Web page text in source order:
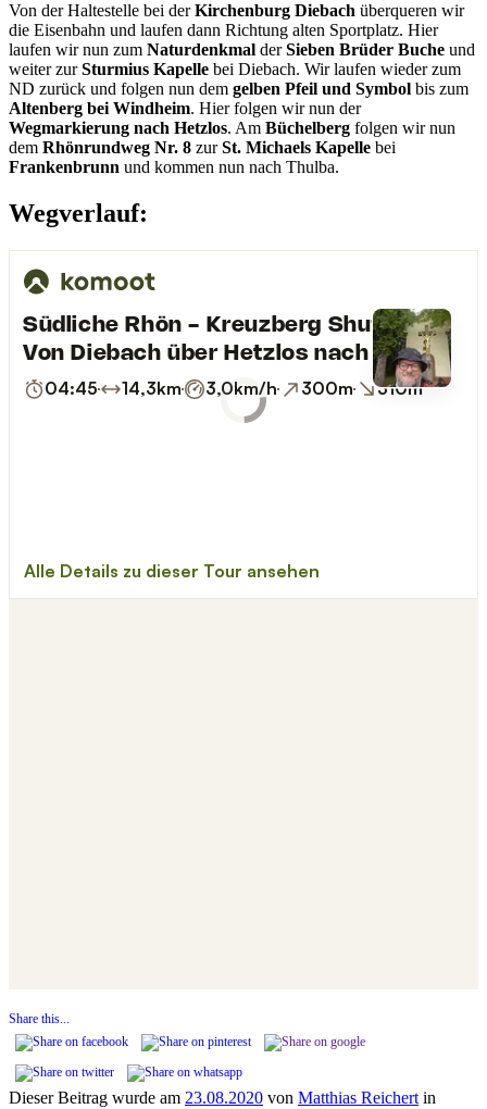
Von der Haltestelle bei derKirchenburg Diebach überqueren wir
die Eisenbahn und laufen dann Richtung alten Sportplatz. Hier
laufen wir nun zum Naturdenkmal derSieben Brüder Buche und
weiter zurSturmius Kapelle bei Diebach. Wir laufen wieder zum
ND zurück und folgen nun dem gelben Pfeil und Symbol bis zum
Altenberg bei Windheim. Hier folgen wir nun der
Wegmarkierung nach Hetzlos. Am Büchelberg folgen wir nun
dem Rhönrundweg Nr. 8 zurSt. Michaels Kapelle bei
Frankenbrunn und kommen nun nach Thulba.
Wegverlauf:
Share this...
Dieser Beitrag wurde am 23.08.2020 von Matthias Reichert in